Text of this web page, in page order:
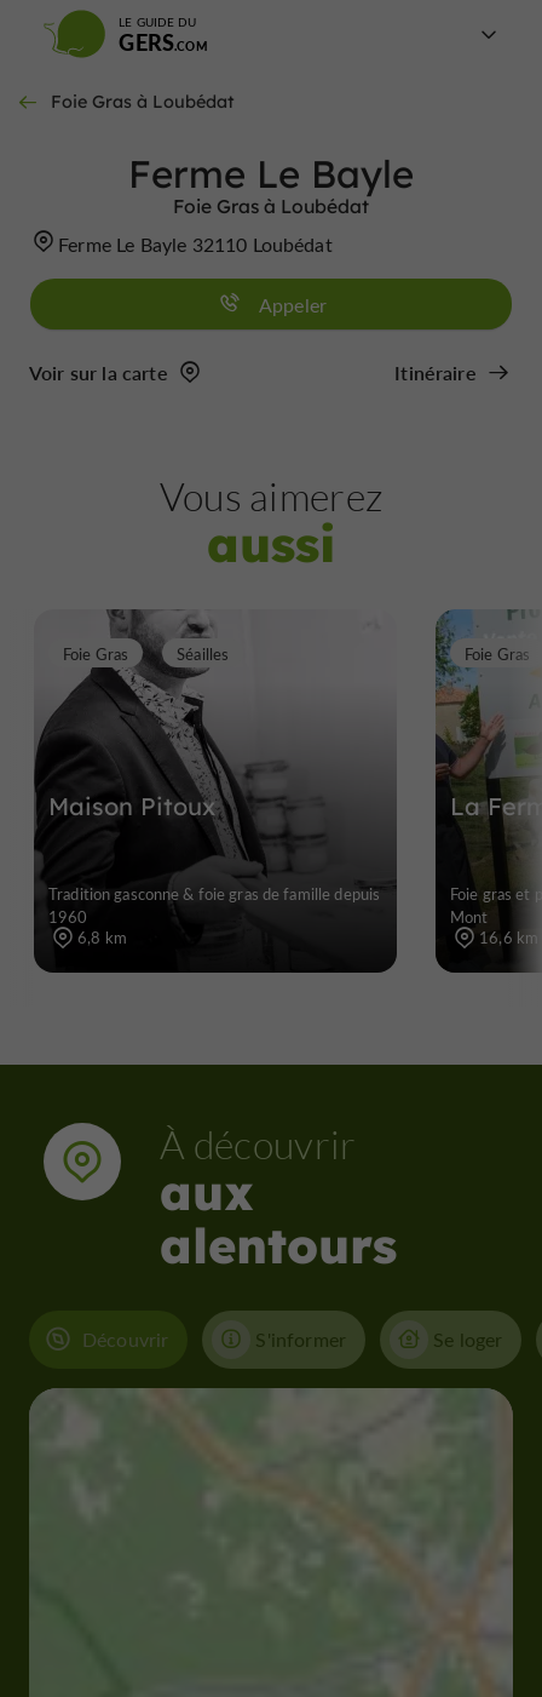
LE GUIDE DU
GERS
Foie Gras à Loubédat
Ferme Le Bayle
Foie Gras à Loubédat
Ferme Le Bayle 32110 Loubédat
Appeler
Voir sur la carte Itinéraire
Vous aimerez
aussi
Maison Pitoux
Foie Gras Séailles
Tradition gasconne & foie gras de famille depuis
1960
6,8 km
La
Foie Gras
Foie gras et
Mont
16,6 km
À découvrir
aux
alentours
Découvrir S'informer Se loger